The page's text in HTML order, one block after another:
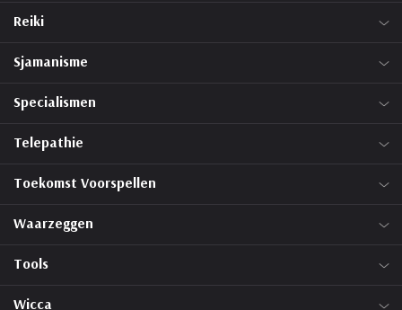
Reiki
Sjamanisme
Specialismen
Telepathie
Toekomst Voorspellen
Waarzeggen
Tools
Wicca